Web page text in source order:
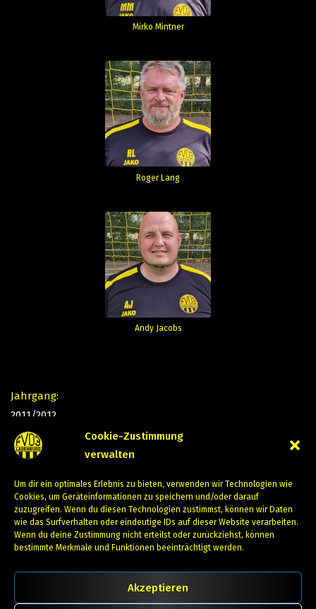
Cookie-Zustimmung
verwalten
Um dir ein optimales Erlebnis zu bieten, verwenden wir Technologien wie
Cookies, um Geräteinformationen zu speichern und/oder darauf
zuzugreifen. Wenn du diesen Technologien zustimmst, können wir Daten
wie das Surfverhalten oder eindeutige IDs auf dieser Website verarbeiten.
Wenn du deine Zustimmung nicht erteilst oder zurückziehst, können
bestimmte Merkmale und Funktionen beeinträchtigt werden.
Akzeptieren
Mirko Mintner
Roger Lang
Andy Jacobs
Jahrgang:
2011/2012
Kontakt:
Trainingszeiten:
MI + FR 17:00 – 18:30 Uhr